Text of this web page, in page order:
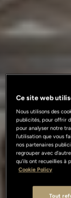
Ce site web
Nous utilisons des
publicités, pour offrir
pour analyser notre
l'utilisation que vous
nos partenaires
regrouper avec
qu'ils ont recueillies à
Cookie Policy
Tout